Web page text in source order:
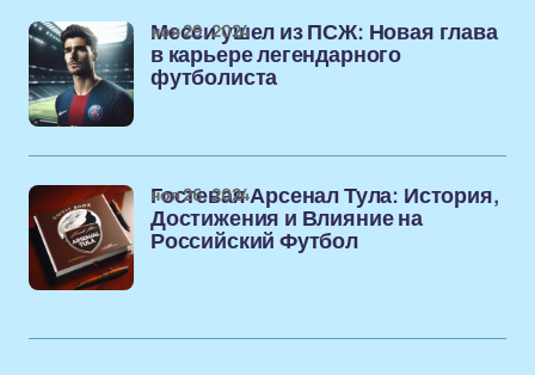
Месси ушел из ПСЖ: Новая глава
в карьере легендарного
футболиста
ноя 29, 2024
Гостевая Арсенал Тула: История,
Достижения и Влияние на
Российский Футбол
ноя 26, 2024